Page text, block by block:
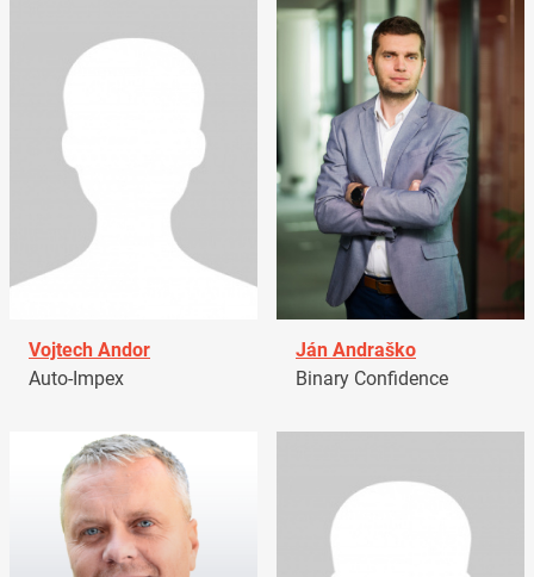
Vojtech Andor
Auto-Impex
Ján Andraško
Binary Confidence